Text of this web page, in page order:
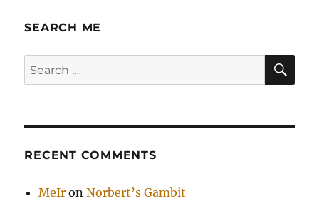
SEARCH ME
Search
for:
RECENT COMMENTS
MeIr onNorbert’s Gambit